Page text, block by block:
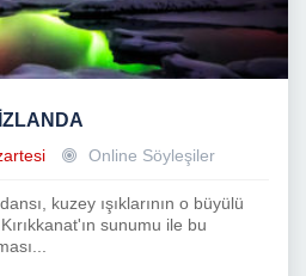
Online Söyleşiler
kuzey ışıklarının o büyülü
sunumu ile bu